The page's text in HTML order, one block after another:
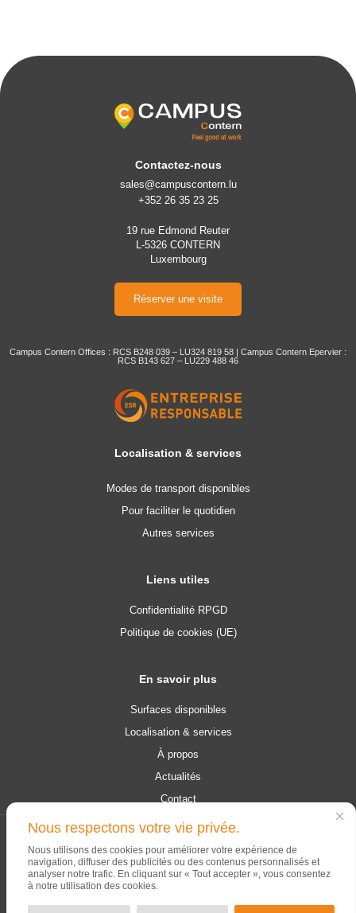
Nous respectons votre vie privée.
Nous utilisons des cookies pour améliorer votre expérience de
navigation, diffuser des publicités ou des contenus personnalisés et
analyser notre trafic. En cliquant sur « Tout accepter », vous consentez
à notre utilisation des cookies.
Contactez-nous
sales@campuscontern.lu
+352 26 35 23 25
19 rue Edmond Reuter
L-5326 CONTERN
Luxembourg
Réserver une visite
Campus Contern Offices : RCS B248 039 – LU324 819 58 | Campus Contern Epervier :
RCS B143 627 – LU229 488 46
Localisation & services
Modes de transport disponibles
Pour faciliter le quotidien
Autres services
Liens utiles
Confidentialité RPGD
Politique de cookies (UE)
En savoir plus
Surfaces disponibles
Localisation & services
À propos
Actualités
Contact
© 2026 Campus Contern. Tous les droits sont réservés.